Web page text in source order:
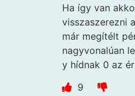
Ha így van
visszaszerezni
már megítélt
nagyvonalúan
y hídnak 0 az
9